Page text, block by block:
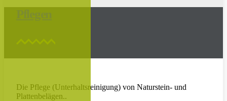
Pflegen
Die Pflege (Unterhaltsreinigung) von Naturstein- und
Plattenbelägen..